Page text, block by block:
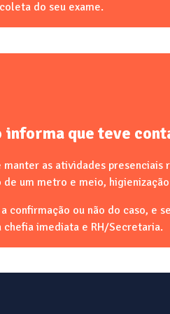
do seu exame.
que teve
as atividades
um metro e meio,
confirmação ou não do caso, e
chefia imediata e RH/Secretaria.